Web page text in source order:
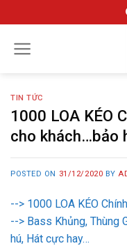
to
content
TIN TỨC
1000 LOA KÉO
cho khách…bảo
POSTED ON 31/12/2020 BY
--> 1000 LOA KÉO
--> Bass Khủng, Thùng
hú, Hát cực hay…